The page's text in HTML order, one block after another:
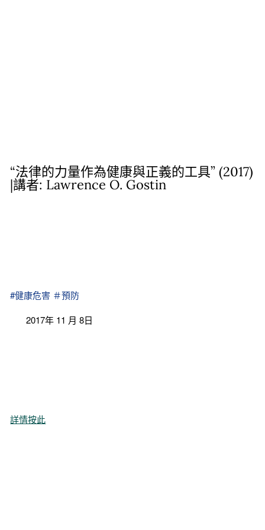
“法律的力量作為健康與正義的工具” (2017)
|講者: Lawrence O. Gostin
#健康危害 ＃預防
2017年 11 月 8日
詳情按此